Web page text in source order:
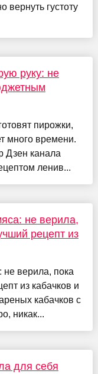
вернуть густоту
руку: не
пирожки,
много времени.
Дзен канала
ленив...
не верила,
рецепт из
не верила, пока
из кабачков и
кабачков с
никак...
для себя